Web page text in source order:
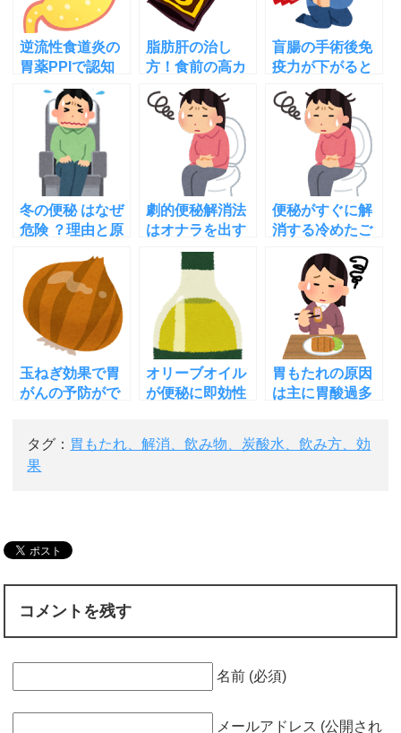
逆流性食道炎の
胃薬PPIで認知
症になる？高齢
者は注意！他の
副作用も
脂肪肝の治し
方！食前の高カ
カオチョコレー
トが効果的！そ
の理由は
盲腸の手術後免
疫力が下がると
判明！虫垂炎を
手術しない方法
冬の便秘 はなぜ
危険 ？理由と原
に対策をしよう
劇的便秘解消法
はオナラを出す
こと？その理由
と方法！ガッテ
便秘がすぐに解
消する冷めたご
飯！その理由
は？みんなの家
庭の医学
玉ねぎ効果で胃
がんの予防がで
量は
オリーブオイル
が便秘に即効性
種類)
胃もたれの原因
は主に胃酸過多
て
タグ： 胃もたれ、解消、飲み物、炭酸水、飲み方、効
果
コメントを残す
名前 (必須)
メールアドレス (公開され